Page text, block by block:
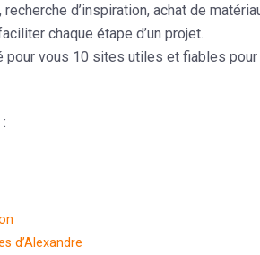
d’inspiration, achat de
chaque étape d’un projet.
pour vous 10 sites utiles et fiables
d’Alexandre